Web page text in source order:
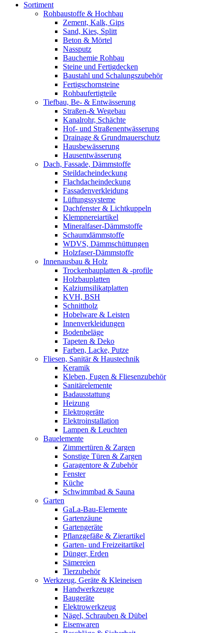
Sortiment
Rohbaustoffe & Hochbau
Zement, Kalk, Gips
Sand, Kies, Splitt
Beton & Mörtel
Nassputz
Bauchemie Rohbau
Steine und Fertigdecken
Baustahl und Schalungszubehör
Fertigschornsteine
Rohbaufertigteile
Tiefbau, Be- & Entwässerung
Straßen-& Wegebau
Kanalrohr, Schächte
Hof- und Straßenentwässerung
Drainage & Grundmauerschutz
Hausbewässerung
Hausentwässerung
Dach, Fassade, Dämmstoffe
Steildacheindeckung
Flachdacheindeckung
Fassadenverkleidung
Lüftungssysteme
Dachfenster & Lichtkuppeln
Klempnereiartikel
Mineralfaser-Dämmstoffe
Schaumdämmstoffe
WDVS, Dämmschüttungen
Holzfaser-Dämmstoffe
Innenausbau & Holz
Trockenbauplatten & -profile
Holzbauplatten
Kalziumsilikatplatten
KVH, BSH
Schnittholz
Hobelware & Leisten
Innenverkleidungen
Bodenbeläge
Tapeten & Deko
Farben, Lacke, Putze
Fliesen, Sanitär & Haustechnik
Keramik
Kleben, Fugen & Fliesenzubehör
Sanitärelemente
Badausstattung
Heizung
Elektrogeräte
Elektroinstallation
Lampen & Leuchten
Bauelemente
Zimmertüren & Zargen
Sonstige Türen & Zargen
Garagentore & Zubehör
Fenster
Küche
Schwimmbad & Sauna
Garten
GaLa-Bau-Elemente
Gartenzäune
Gartengeräte
Pflanzgefäße & Zierartikel
Garten- und Freizeitartikel
Dünger, Erden
Sämereien
Tierzubehör
Werkzeug, Geräte & Kleineisen
Handwerkzeuge
Baugeräte
Elektrowerkzeug
Nägel, Schrauben & Dübel
Eisenwaren